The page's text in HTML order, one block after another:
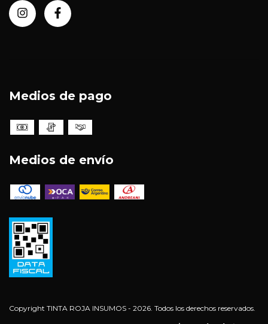
Medios de pago
Medios de envío
Copyright TINTA ROJA INSUMOS - 2026. Todos los derechos reservados.